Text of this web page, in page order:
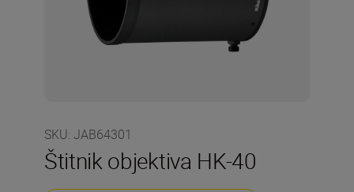
SKU: JAB64301
Štitnik objektiva HK-40